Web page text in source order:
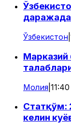
Ўзбекистон
Марказий
Молия 11:40
Статқўм:
келин